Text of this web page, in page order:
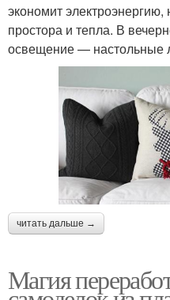
экономит
простора и тепла. В
освещение — настольные
читать дальше →
Магия